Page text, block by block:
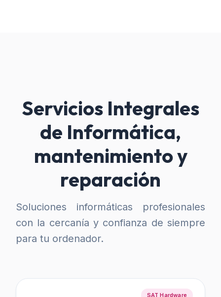
Servicios Integrales
de Informática,
mantenimiento y
reparación
Soluciones informáticas profesionales
con la cercanía y confianza de siempre
para tu ordenador.
SAT Hardware